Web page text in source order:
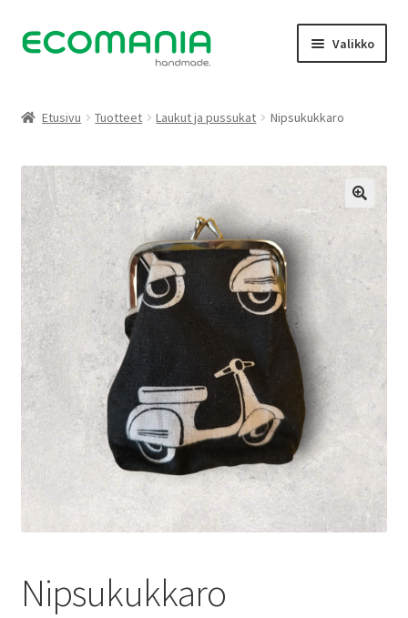
Siirry
navigointiin
Siirry
sisältöön
Valikko
Galleria
Yhteystiedot
Tietoja
Facebook
Peruutukset
Etusivu Tuotteet Laukut ja pussukat Nipsukukkaro
Nipsukukkaro